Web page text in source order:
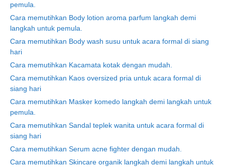
pemula.
Cara memutihkan Body lotion aroma parfum langkah demi
langkah untuk pemula.
Cara memutihkan Body wash susu untuk acara formal di siang
hari
Cara memutihkan Kacamata kotak dengan mudah.
Cara memutihkan Kaos oversized pria untuk acara formal di
siang hari
Cara memutihkan Masker komedo langkah demi langkah untuk
pemula.
Cara memutihkan Sandal teplek wanita untuk acara formal di
siang hari
Cara memutihkan Serum acne fighter dengan mudah.
Cara memutihkan Skincare organik langkah demi langkah untuk